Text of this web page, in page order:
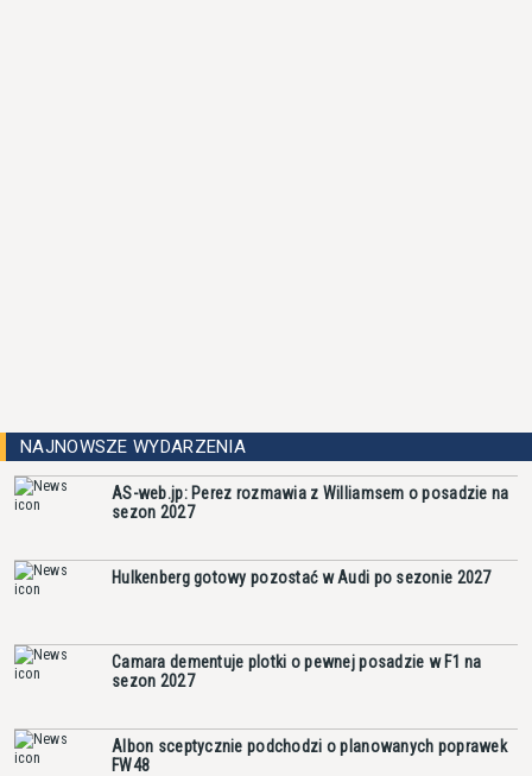
NAJNOWSZE WYDARZENIA
AS-web.jp: Perez rozmawia z Williamsem o posadzie na
sezon 2027
Hulkenberg gotowy pozostać w Audi po sezonie 2027
Camara dementuje plotki o pewnej posadzie w F1 na
sezon 2027
Albon sceptycznie podchodzi o planowanych poprawek
FW48